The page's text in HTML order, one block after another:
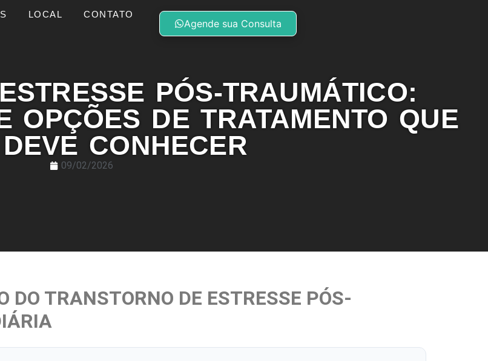
LOCAL CONTATO
Agende sua Consulta
PÓS-TRAUMÁTICO:
OPÇÕES DE TRATAMENTO QUE
CONHECER
09/02/2026
DO TRANSTORNO DE ESTRESSE PÓS-